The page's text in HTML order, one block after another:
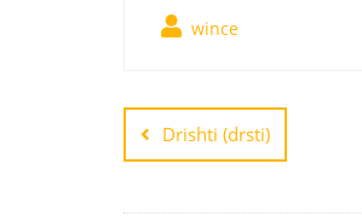
wince
Drishti (drsti)